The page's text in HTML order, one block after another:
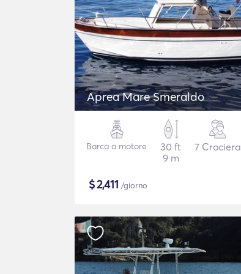
Aprea Mare Smeraldo
Barca a motore
30 ft
9 m
7 Crociera
$2,411 /giorno